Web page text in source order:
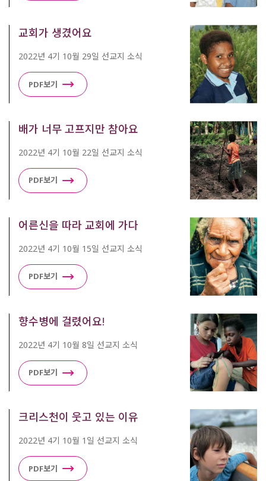
교회가 생겼어요
2022년 4기 10월 29일 선교지 소식
PDF보기
배가 너무 고프지만 참아요
2022년 4기 10월 22일 선교지 소식
PDF보기
어른신을 따라 교회에 가다
2022년 4기 10월 15일 선교지 소식
PDF보기
향수병에 걸렸어요!
2022년 4기 10월 8일 선교지 소식
PDF보기
크리스천이 웃고 있는 이유
2022년 4기 10월 1일 선교지 소식
PDF보기